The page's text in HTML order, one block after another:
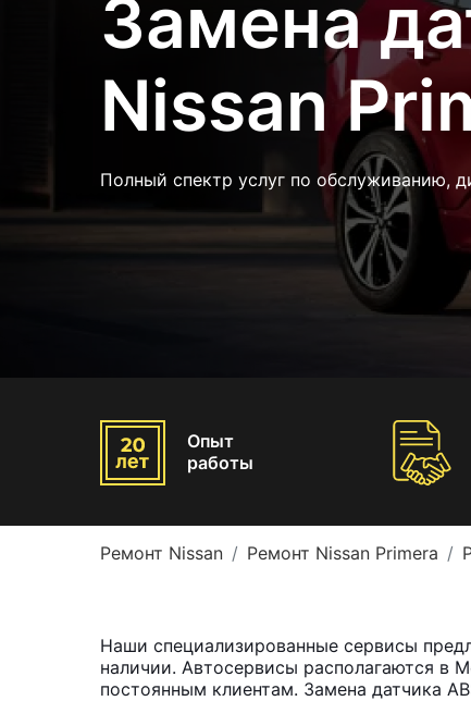
Замена
Nissan
Полный спектр услуг по обслуживанию,
Опыт
работы
Ремонт Nissan Ремонт Nissan Primera
Наши специализированные сервисы
наличии. Автосервисы располагаются в
постоянным клиентам. Замена датчика